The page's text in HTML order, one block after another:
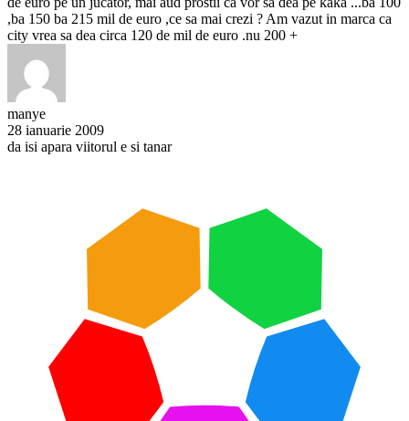
,ba 150 ba 215 mil de euro ,ce sa mai crezi ? Am vazut in marca ca
city vrea sa dea circa 120 de mil de euro .nu 200 +
manye
28 ianuarie 2009
da isi apara viitorul e si tanar